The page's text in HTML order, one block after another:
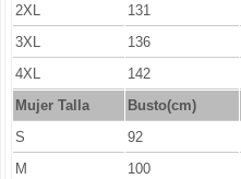
2XL
131
3XL
136
4XL
142
Mujer Talla
Busto(cm)
S
92
M
100